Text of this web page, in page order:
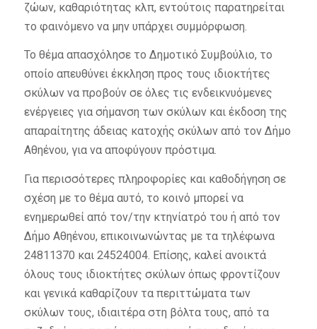
ζώων, καθαριότητας κλπ, εντούτοις παρατηρείται
το φαινόμενο να μην υπάρχει συμμόρφωση.
Το θέμα απασχόλησε το Δημοτικό Συμβούλιο, το
οποίο απευθύνει έκκληση προς τους ιδιοκτήτες
σκύλων να προβούν σε όλες τις ενδεικνυόμενες
ενέργειες για σήμανση των σκύλων και έκδοση της
απαραίτητης άδειας κατοχής σκύλων από τον Δήμο
Αθηένου, για να αποφύγουν πρόστιμα.
Για περισσότερες πληροφορίες και καθοδήγηση σε
σχέση με το θέμα αυτό, το κοινό μπορεί να
ενημερωθεί από τον/την κτηνίατρό του ή από τον
Δήμο Αθηένου, επικοινωνώντας με τα τηλέφωνα
24811370 και 24524004. Επίσης, καλεί ανοικτά
όλους τους ιδιοκτήτες σκύλων όπως φροντίζουν
και γενικά καθαρίζουν τα περιττώματα των
σκύλων τους, ιδιαιτέρα στη βόλτα τους, από τα